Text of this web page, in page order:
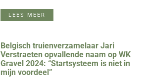
LEES MEER
Belgisch truienverzamelaar Jari
Verstraeten opvallende naam op WK
Gravel 2024: “Startsysteem is niet in
mijn voordeel”